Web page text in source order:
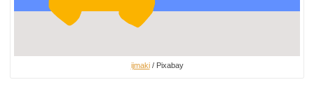
ijmaki/ Pixabay